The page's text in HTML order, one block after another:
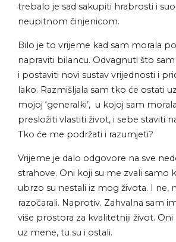
trebalo je sad sakupiti hrabrosti i
neupitnom činjenicom.
Bilo je to vrijeme kad sam morala
napraviti bilancu. Odvagnuti što
i postaviti novi sustav vrijednosti i
lako. Razmišljala sam tko će ostati
mojoj ‘generalki’, u kojoj sam
presložiti vlastiti život, i sebe staviti
Tko će me podržati i razumjeti?
Vrijeme je dalo odgovore na sve
strahove. Oni koji su me zvali samo
ubrzo su nestali iz mog života. I ne,
razočarali. Naprotiv. Zahvalna sam
više prostora za kvalitetniji život. Oni
uz mene, tu su i ostali.